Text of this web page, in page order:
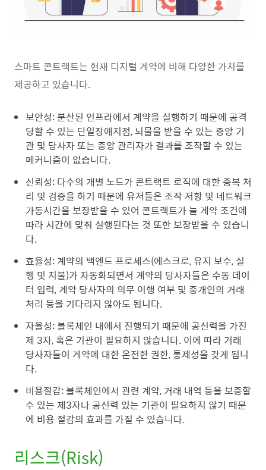
스마트 콘트랙트는 현재 디지털 계약에 비해 다양한 가치를
제공하고 있습니다.
보안성: 분산된 인프라에서 계약을 실행하기 때문에 공격
당할 수 있는 단일장애지점, 뇌물을 받을 수 있는 중앙 기
관 및 당사자 또는 중앙 관리자가 결과를 조작할 수 있는
메커니즘이 없습니다.
신뢰성: 다수의 개별 노드가 콘트랙트 로직에 대한 중복 처
리 및 검증을 하기 때문에 유저들은 조작 저항 및 네트워크
가동시간을 보장받을 수 있어 콘트랙트가 늘 계약 조건에
따라 시간에 맞춰 실행된다는 것 또한 보장받을 수 있습니
다.
효율성: 계약의 백엔드 프로세스(에스크로, 유지 보수, 실
행 및 지불)가 자동화되면서 계약의 당사자들은 수동 데이
터 입력, 계약 당사자의 의무 이행 여부 및 중개인의 거래
처리 등을 기다리지 않아도 됩니다.
자율성: 블록체인 내에서 진행되기 때문에 공신력을 가진
제 3자, 혹은 기관이 필요하지 않습니다. 이에 따라 거래
당사자들이 계약에 대한 온전한 권한, 통제성을 갖게 됩니
다.
비용절감: 블록체인에서 관련 계약, 거래 내역 등을 보증할
수 있는 제3자나 공신력 있는 기관이 필요하지 않기 때문
에 비용 절감의 효과를 가질 수 있습니다.
리스크(Risk)